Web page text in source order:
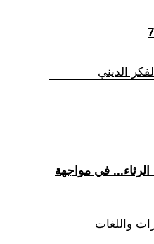
الديني
الرثاء... في مواجهة
واللغات